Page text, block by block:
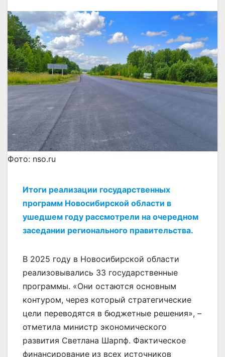
Фото: nso.ru
Итоги реализации государственных
программ Новосибирской области в
ушедшем году рассмотрели на очередном
заседании регионального правительства.
В 2025 году в Новосибирской области
реализовывались 33 государственные
программы. «Они остаются основным
контуром, через который стратегические
цели переводятся в бюджетные решения», –
отметила министр экономического
развития Светлана Шарпф. Фактическое
финансирование из всех источников